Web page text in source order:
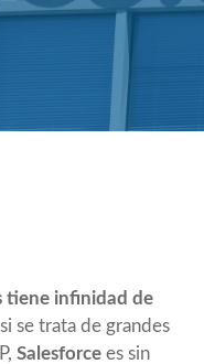
tiene infinidad de
se trata de grandes
Salesforce es sin